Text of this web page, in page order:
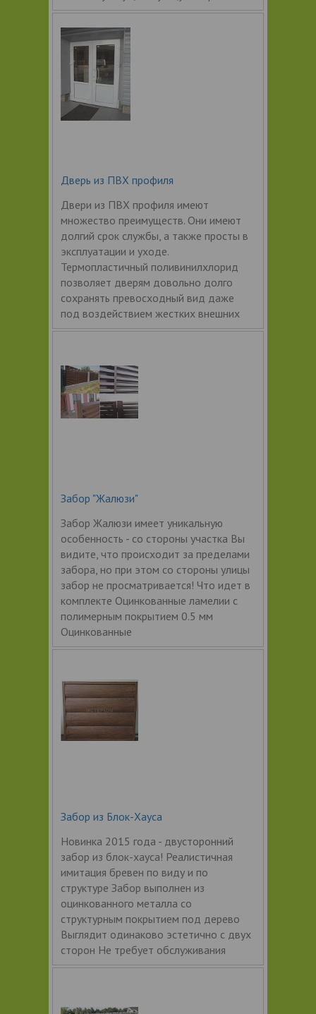
Дверь из ПВХ профиля
Двери из ПВХ профиля имеют
множество преимуществ. Они имеют
долгий срок службы, а также просты в
эксплуатации и уходе.
Термопластичный поливинилхлорид
позволяет дверям довольно долго
сохранять превосходный вид даже
под воздействием жестких внешних
Забор "Жалюзи"
Забор Жалюзи имеет уникальную
особенность - со стороны участка Вы
видите, что происходит за пределами
забора, но при этом со стороны улицы
забор не просматривается! Что идет в
комплекте Оцинкованные ламелии с
полимерным покрытием 0.5 мм
Оцинкованные
Забор из Блок-Хауса
Новинка 2015 года - двусторонний
забор из блок-хауса! Реалистичная
имитация бревен по виду и по
структуре Забор выполнен из
оцинкованного металла со
структурным покрытием под дерево
Выглядит одинаково эстетично с двух
сторон Не требует обслуживания